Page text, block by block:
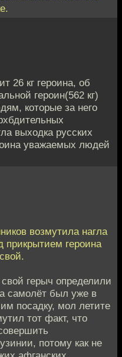
26 кг героина, об
героин(562 кг)
которые за него
выходка русских
уважаемых людей
возмутила нагла
прикрытием героина
герыч определили
самолёт был уже в
посадку, мол летите
тот факт, что
потому как не